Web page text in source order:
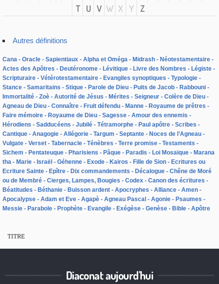
T
U V W X Y Z
Autres définitions
Cana Oracle Sapientiaux Alpha et Oméga Midrash
Néotestamentaire
Actes des Apôtres
Deutéronome Lévitique Livre des Nombres
Légiste
Scripturaire
Vétérotestamentaire Evangiles synoptiques
Typologie
Stance
Samaritains Stique Parole de Dieu Puits de Jacob
Rabbouni
Immortalité
Zoè Autorité de Jésus Mérites Seigneur
Colère de Dieu
Agneau de Dieu
Connaître Fruit défendu Manne
Royaume de prêtres
Faire mémoire
Royaume de Dieu Sagesse
Amour des ennemis
Hérodiens
Sadducéens Jubilé Tétramorphe Paul apôtre
Scribes
Cantique
Anagogie Allégorie Targum Septante
Noces de l’Agneau
Vulgate
Verset Tabernacle Ténèbres Terre promise
Testaments
Sichem
Pentateuque Pharisiens Pâque Paradis Loi Mosaïque
Marana
tha
Marie Israël Géhenne Exode Kairos Fille de Sion
Ecritures ou
Ecriture Sainte
Epître Dix commandements Décalogue
Chêne de Moré
ou de Membré
Cierges, Lampes, Bougies Codex
Canon des écritures
Béatitudes
Béthanie Buisson ardent Apocryphes Alliance
Amen
Apocalypse
Adam et Eve Agapè Agneau Pascal Agonie
Psaumes
Messie
Parabole Prophète Evangile Exégèse Genèse Bible Apôtre
TITRE
Diaconat aujourd'hui